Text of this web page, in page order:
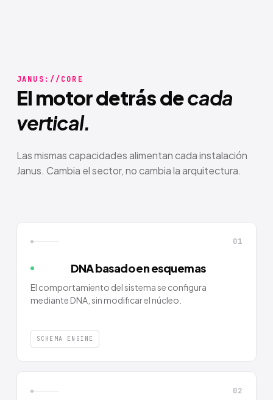
JANUS://CORE
El motor detrás decada
vertical.
Las mismas capacidades alimentan cada instalación
Janus. Cambia el sector, no cambia la arquitectura.
01
DNA basado en esquemas
El comportamiento del sistema se configura
mediante DNA, sin modificar el núcleo.
SCHEMA ENGINE
02